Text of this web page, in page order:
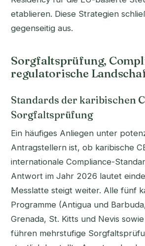
etablieren. Diese Strategien
gegenseitig aus.
Sorgfaltsprüfung,
regulatorische
Standards der karibischen
Sorgfaltsprüfung
Ein häufiges Anliegen unter
Antragstellern ist, ob karibische
internationale Compliance-
Antwort im Jahr 2026 lautet
Messlatte steigt weiter. Alle fünf
Programme (Antigua und
Grenada, St. Kitts und Nevis
führen mehrstufige